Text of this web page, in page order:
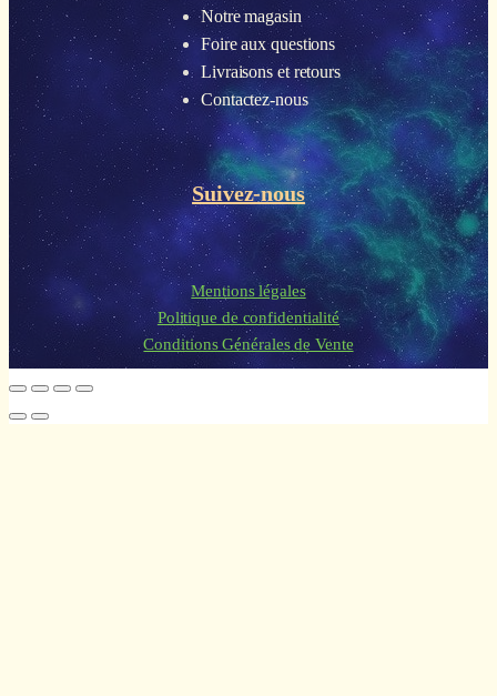
Notre magasin
Foire aux questions
Livraisons et retours
Contactez-nous
Suivez-nous
Mentions légales
Politique de confidentialité
Conditions Générales de Vente